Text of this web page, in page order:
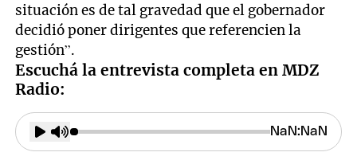
situación es de tal gravedad que el gobernador
decidió poner dirigentes que referencien la
gestión”.
Escuchá la entrevista completa en MDZ
Radio: